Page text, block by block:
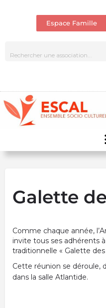
Espace Famille
Galette
Comme chaque année,
invite tous ses adhérents
traditionnelle « Galette des
Cette réunion se déroule,
dans la salle Atlantide.